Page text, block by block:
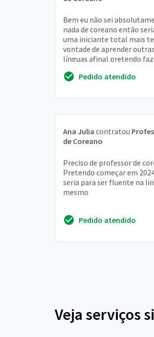
Bem eu não sei
nada de coreano então
uma iniciante total mais
vontade de aprender outras
línguas afinal pretendo
aprender outras lí...
Pedido atendido
Ana Julia contratou
de Coreano
Preciso de professor de
Pretendo começar em
seria para ser fluente na
mesmo
Pedido atendido
Veja serviços